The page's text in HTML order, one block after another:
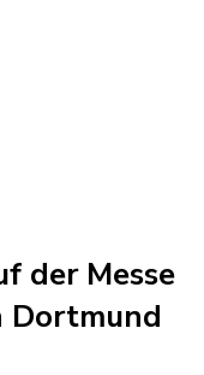
der Messe
Dortmund